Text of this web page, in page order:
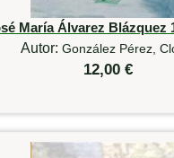
María Álvarez Blázquez
Autor: González Pérez,
12,00 €